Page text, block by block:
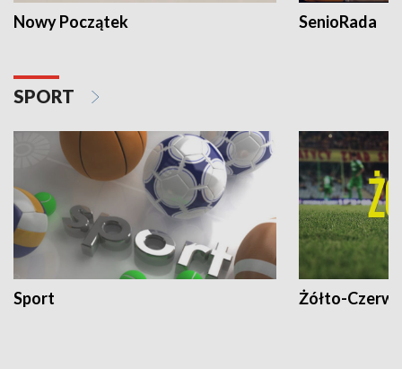
Nowy Początek SenioRada
SPORT
Sport Żółto-